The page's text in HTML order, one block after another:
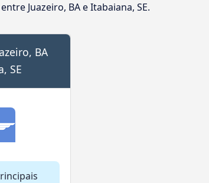
Juazeiro, BA e Itabaiana, SE.
BA
SE